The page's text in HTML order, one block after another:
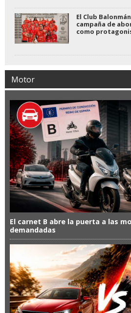
El Club
campaña de
como
Motor
El carnet B abre la puerta a las
demandadas